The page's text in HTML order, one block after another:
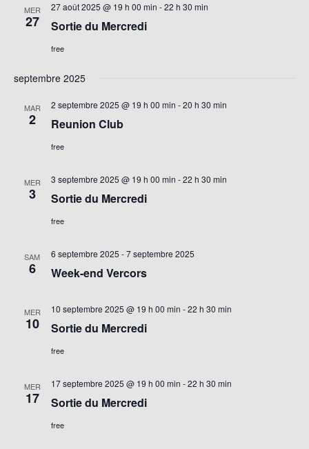
MER
27
27 août 2025 @ 19 h 00 min -22 h 30 min
Sortie du Mercredi
free
septembre 2025
MAR
2
2 septembre 2025 @ 19 h 00 min -20 h 30 min
Reunion Club
free
MER
3
3 septembre 2025 @ 19 h 00 min -22 h 30 min
Sortie du Mercredi
free
SAM
6
6 septembre 2025 -7 septembre 2025
Week-end Vercors
MER
10
10 septembre 2025 @ 19 h 00 min -22 h 30 min
Sortie du Mercredi
free
MER
17
17 septembre 2025 @ 19 h 00 min -22 h 30 min
Sortie du Mercredi
free